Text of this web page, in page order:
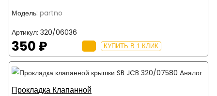
Модель: partno
Артикул: 320/06036
350 ₽ КУПИТЬ В 1 КЛИК
Прокладка Клапанной